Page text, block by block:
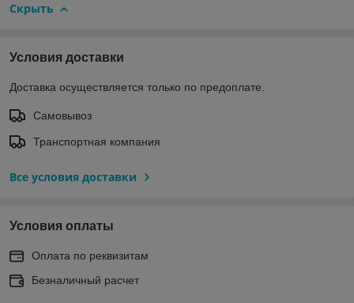
Скрыть
Условия доставки
Доставка осуществляется только по предоплате.
Самовывоз
Транспортная компания
Все условия доставки
Условия оплаты
Оплата по реквизитам
Безналичный расчет